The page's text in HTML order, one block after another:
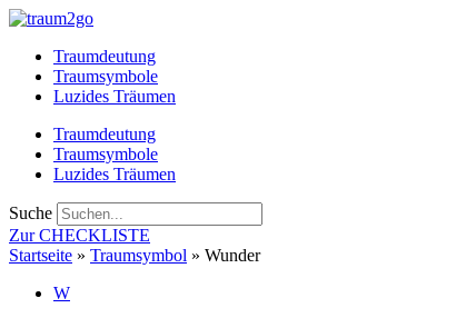
Zum
springenTraumdeutung
Traumsymbole
Luzides Träumen
Traumdeutung
Traumsymbole
Luzides Träumen
Suche
Zur CHECKLISTE
Startseite » Traumsymbol » Wunder
W